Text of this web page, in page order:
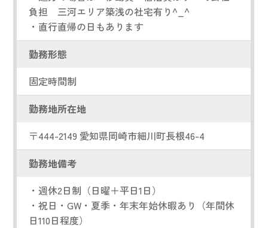
負担 三河エリア築浅の社宅有り^_^
・直行直帰の日もあります
勤務形態
固定時間制
勤務地所在地
〒444-2149 愛知県岡崎市細川町長根46-4
勤務地備考
・週休2日制（日曜＋平日1日）
・祝日・GW・夏季・年末年始休暇あり（年間休
日110日程度）